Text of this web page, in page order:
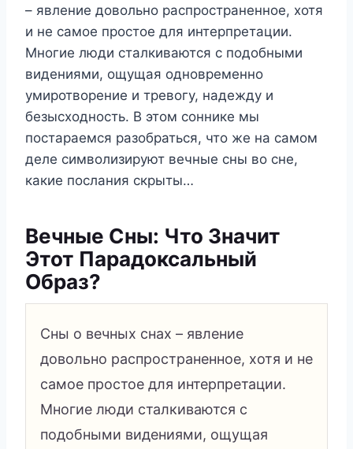
– явление довольно распространенное, хотя
и не самое простое для интерпретации.
Многие люди сталкиваются с подобными
видениями, ощущая одновременно
умиротворение и тревогу, надежду и
безысходность. В этом соннике мы
постараемся разобраться, что же на самом
деле символизируют вечные сны во сне,
какие послания скрыты…
Вечные Сны: Что Значит
Этот Парадоксальный
Образ?
Сны о вечных снах – явление
довольно распространенное, хотя и не
самое простое для интерпретации.
Многие люди сталкиваются с
подобными видениями, ощущая